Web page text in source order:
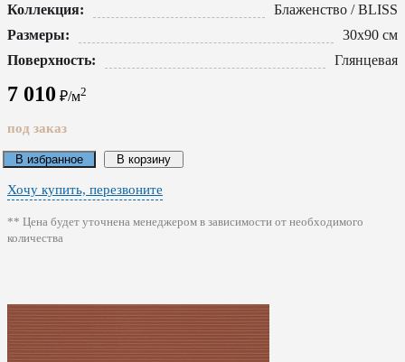
Коллекция:
Блаженство / BLISS
Размеры:
30x90 см
Поверхность:
Глянцевая
7 010 ₽/м2
под заказ
В избранное В корзину
Хочу купить, перезвоните
** Цена будет уточнена менеджером в зависимости от необходимого
количества